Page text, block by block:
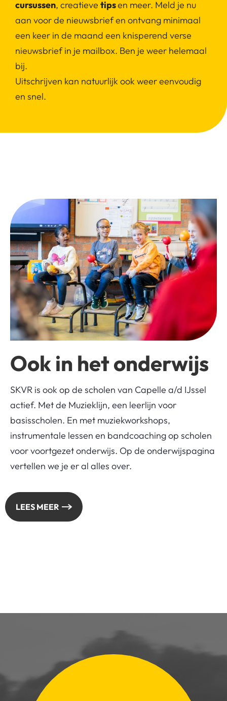
cursussen, creatieve tipsen meer. Meld je nu
aan voor de nieuwsbrief en ontvang minimaal
een keer in de maand een knisperend verse
nieuwsbrief in je mailbox. Ben je weer helemaal
bij.
Uitschrijven kan natuurlijk ook weer eenvoudig
en snel.
Ook in het onderwijs
SKVR is ook op de scholen van Capelle a/d IJssel
actief. Met de Muzieklijn, een leerlijn voor
basisscholen. En met muziekworkshops,
instrumentale lessen en bandcoaching op scholen
voor voortgezet onderwijs. Op de onderwijspagina
vertellen we je er al alles over.
LEES MEER